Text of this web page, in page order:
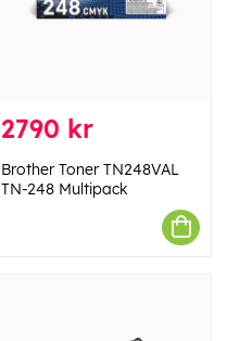
2790 kr
Brother Toner TN248VAL
TN-248 Multipack